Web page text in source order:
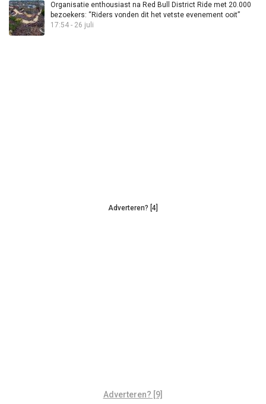
Organisatie enthousiast na Red Bull District Ride met 20.000
bezoekers: “Riders vonden dit het vetste evenement ooit”
17:54 - 26 juli
Adverteren? [4]
Adverteren? [9]